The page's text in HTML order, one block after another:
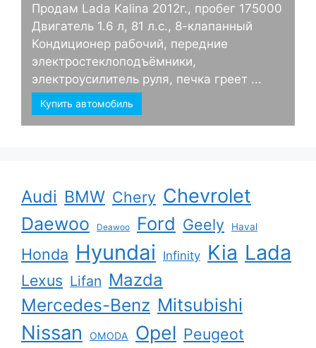
Продам Lada Kalina 2012г., пробег 175000
Двигатель 1.6 л, 81 л.с., 8-клапанный
Кондиционер рабочий, передние
электростеклоподъёмники,
электроусилитель руля, печка греет ...
Купить автомобиль
Audi BMW Chery Chevrolet
Daewoo Deawoo Ford Geely Haval
Honda Hyundai Infinity Kia Lada
Lexus Lifan Mazda
Mercedes-Benz Mitsubishi
Nissan OMODA Opel Peugeot